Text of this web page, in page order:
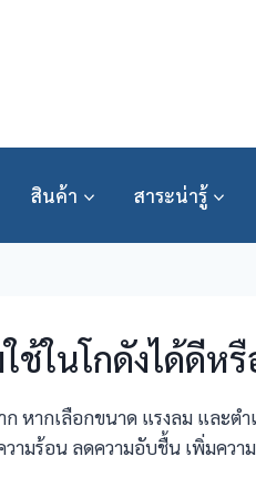
สินค้า สาระน่ารู้
ในโกดังได้ดีหรื
หากเลือกขนาด แรงลม และ
ามร้อน ลดความอับชื้น เพิ่มคว